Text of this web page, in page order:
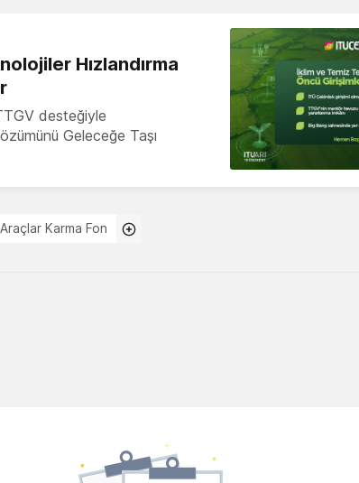
Hızlandırma
desteğiyle
Geleceğe Taşı
Karma Fon